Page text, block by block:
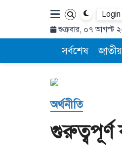
Login
শুক্রবার, ০৭ আগস্ট
সর্বশেষ জাতীয়
অর্থনীতি